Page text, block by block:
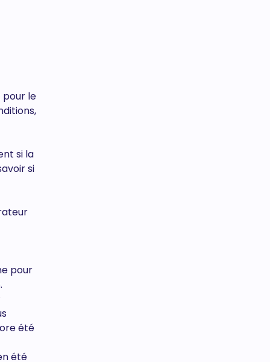
pour le
si la
si
pour
été
été